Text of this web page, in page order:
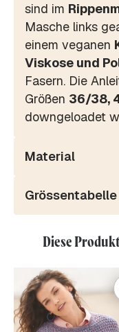
sind im
Masche links
einem veganen
Viskose und
Fasern. Die
Größen 36/38,
downgeloadet
Material
Grössentabelle
Diese